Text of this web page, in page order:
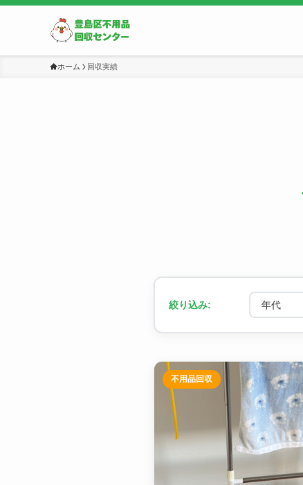
ホーム 回収実績
絞り込み:
不用品回収